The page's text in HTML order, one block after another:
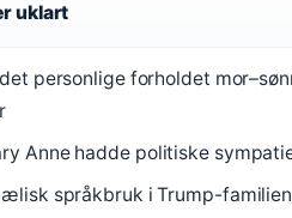
uklart
personlige forholdet
Anne hadde politiske
språkbruk i Trump-familien